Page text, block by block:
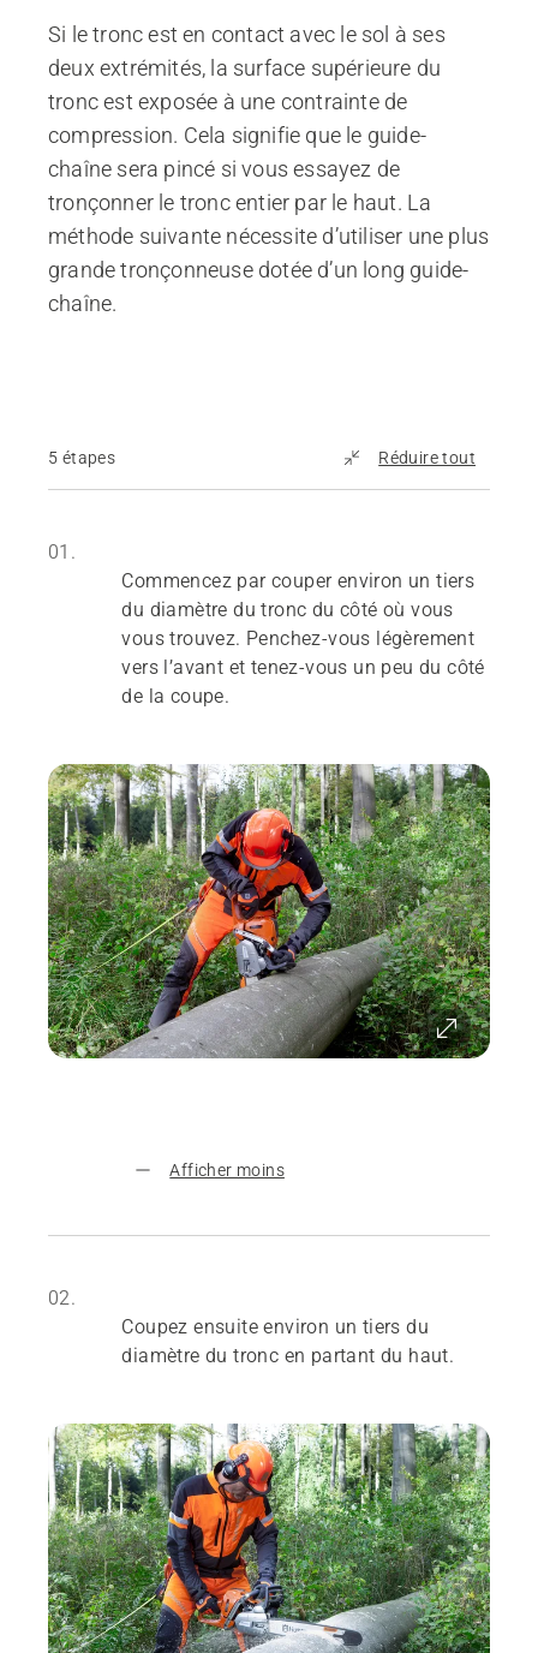
Si le tronc est en contact avec le sol à ses
deux extrémités, la surface supérieure du
tronc est exposée à une contrainte de
compression. Cela signifie que le guide-
chaîne sera pincé si vous essayez de
tronçonner le tronc entier par le haut. La
méthode suivante nécessite d’utiliser une plus
grande tronçonneuse dotée d’un long guide-
chaîne.
5 étapes Réduire tout
01.
Commencez par couper environ un tiers
du diamètre du tronc du côté où vous
vous trouvez. Penchez-vous légèrement
vers l’avant et tenez-vous un peu du côté
de la coupe.
Afficher moins
02.
Coupez ensuite environ un tiers du
diamètre du tronc en partant du haut.